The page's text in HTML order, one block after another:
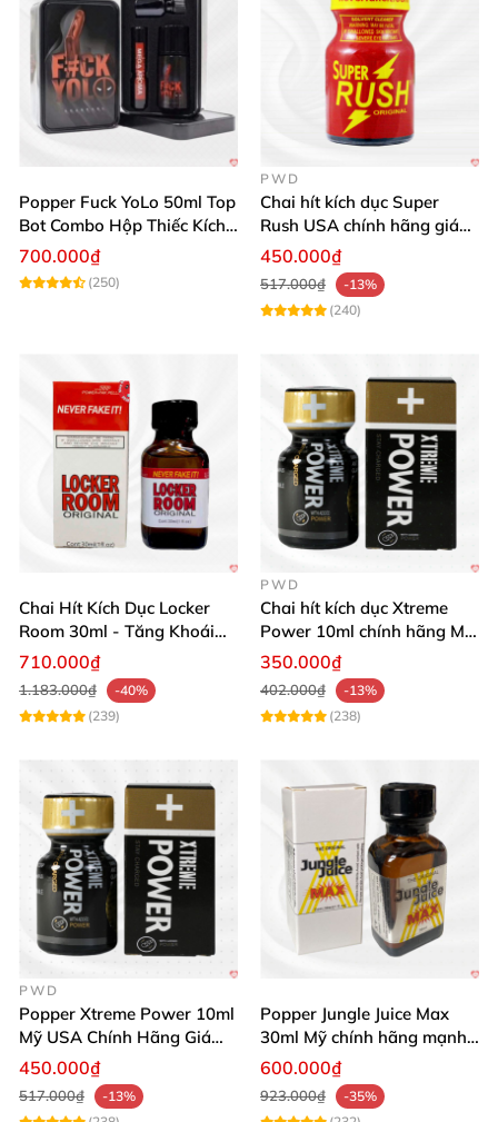
Popper Fuck YoLo 50ml Top
Bot Combo Hộp Thiếc Kích
Thích Mua
700.000₫
(250)
PWD
Chai hít kích dục Super
Rush USA chính hãng giá
tốt
450.000₫
517.000₫
-13%
(240)
Chai Hít Kích Dục Locker
Room 30ml - Tăng Khoái
Cảm Đỉnh Cao
710.000₫
1.183.000₫
-40%
(239)
PWD
Chai hít kích dục Xtreme
Power 10ml chính hãng Mỹ
USA PWD
350.000₫
402.000₫
-13%
(238)
PWD
Popper Xtreme Power 10ml
Mỹ USA Chính Hãng Giá
Tốt Mua Ngay
450.000₫
517.000₫
-13%
Popper Jungle Juice Max
30ml Mỹ chính hãng mạnh
kích thích phê
600.000₫
923.000₫
-35%